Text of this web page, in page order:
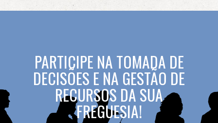
PARTICIPE NA TOMADA DE
DECISÕES E NA GESTÃO DE
RECURSOS DA SUA
FREGUESIA!